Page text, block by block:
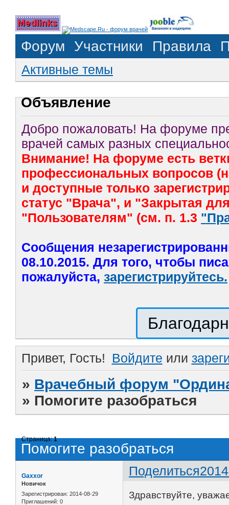
Форум Участники Правила
Активные темы
Объявление
Добро пожаловать! На форуме
врачей самых разных
Внимание! На форуме есть
профессиональных вопросов
и доступные только
статус "Врача", и "Закрытая
"Пользователям" (см. п. 1.3
Сообщения
08.10.2015. Для того, чтобы
пожалуйста, зарегистрируйтесь.
Привет, Гость! Войдите или
» Врачебный форум
» Помогите разобраться
Помогите разобраться
Страница:1
Поделиться
Gaxxor
Новичок
Зарегистрирован: 2014-08-29
Приглашений: 0
Здравствуйте,